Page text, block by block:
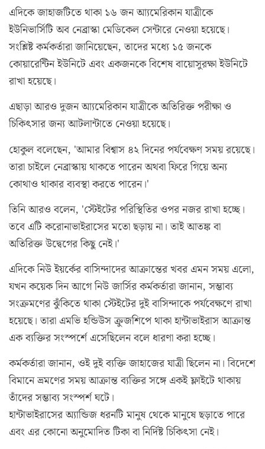
এদিকে জাহাজটিতে থাকা ১৬ জন আ্যমেরিকান যাত্রীকে
ইউনিভার্সিটি অব নেব্রাস্কা মেডিকেল সেন্টারে নেওয়া হয়েছে।
সংশ্লিষ্ট কর্মকর্তারা জানিয়েছেন, তাদের মধ্যে ১৫ জনকে
কোয়ারেন্টিন ইউনিটে এবং একজনকে বিশেষ বায়োসুরক্ষা ইউনিটে
রাখা হয়েছে।
এছাড়া আরও দুজন আ্যমেরিকান যাত্রীকে অতিরিক্ত পরীক্ষা ও
চিকিৎসার জন্য আটলান্টাতে নেওয়া হয়েছে।
হোকুল বলেছেন, 'আমার বিশ্বাস ৪২ দিনের পর্যবেক্ষণ সময় রয়েছে।
তারা চাইলে নেব্রাস্কায় থাকতে পারেন অথবা ফিরে গিয়ে অন্য
কোথাও থাকার ব্যবস্থা করতে পারেন।'
তিনি আরও বলেন, 'স্টেইটের পরিস্থিতির ওপর নজর রাখা হচ্ছে।
তবে এটি করোনাভাইরাসের মতো ছড়ায় না। তাই আতঙ্ক বা
অতিরিক্ত উদ্বেগের কিছু নেই।'
এদিকে নিউ ইয়র্কের বাসিন্দাদের আক্রান্তের খবর এমন সময় এলো,
যখন কয়েক দিন আগে নিউ জার্সির কর্মকর্তারা জানান, সম্ভাব্য
সংক্রমণের ঝুঁকিতে থাকা স্টেইটের দুই বাসিন্দাকে পর্যবেক্ষণে রাখা
হয়েছে। তারা এমভি হন্ডিউস ক্রুজশিপে থাকা হান্টাভাইরাস আক্রান্ত
এক ব্যক্তির সংস্পর্শে এসেছিলেন বলে ধারণা করা হচ্ছে।
কর্মকর্তারা জানান, ওই দুই ব্যক্তি জাহাজের যাত্রী ছিলেন না। বিদেশে
বিমানে ভ্রমণের সময় আক্রান্ত ব্যক্তির সঙ্গে একই ফ্লাইটে থাকায়
তাঁদের সম্ভাব্য সংস্পর্শ ঘটে।
হান্টাভাইরাসের অ্যান্ডিজ ধরনটি মানুষ থেকে মানুষে ছড়াতে পারে
এবং এর কোনো অনুমোদিত টিকা বা নির্দিষ্ট চিকিৎসা নেই।